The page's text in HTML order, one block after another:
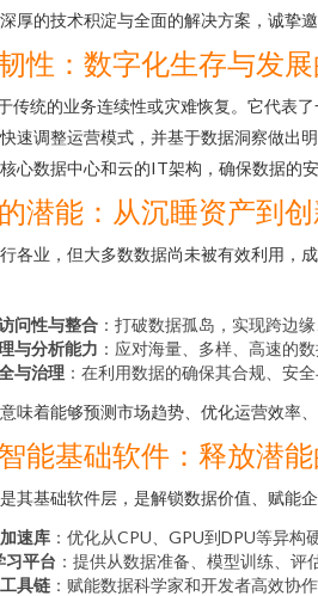
厚的技术积淀与全面的解决方案，诚挚
性：数字化生存与发
传统的业务连续性或灾难恢复。它代表
速调整运营模式，并基于数据洞察做出
心数据中心和云的IT架构，确保数据的
潜能：从沉睡资产到
各业，但大多数数据尚未被有效利用，
问性与整合 ：打破数据孤岛，实现跨边
与分析能力 ：应对海量、多样、高速的
与治理 ：在利用数据的确保其合规、安
味着能够预测市场趋势、优化运营效率
能基础软件：释放潜
其基础软件层，是解锁数据价值、赋能
速库 ：优化从CPU、GPU到DPU等异构
习平台 ：提供从数据准备、模型训练、评
具链 ：赋能数据科学家和开发者高效协作